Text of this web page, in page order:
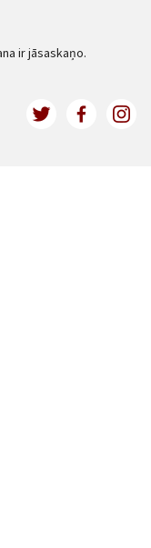
ir jāsaskaņo.